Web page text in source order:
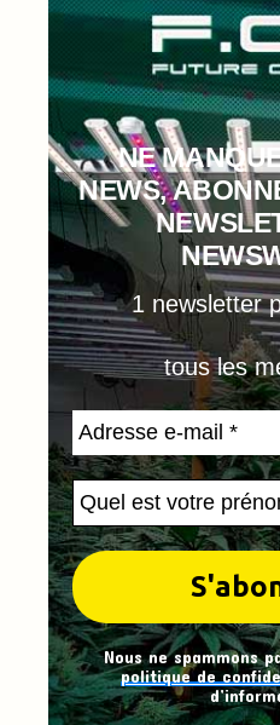
NE
NEWS,
1 newsletter
tous les
Nous ne spammons
politique de